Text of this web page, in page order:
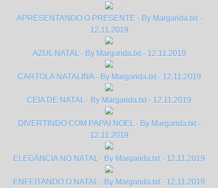
APRESENTANDO O PRESENTE - By Margarida.txt -
12.11.2019
AZUL NATAL - By Margarida.txt - 12.11.2019
CARTOLA NATALINA - By Margarida.txt - 12.11.2019
CEIA DE NATAL - By Margarida.txt - 12.11.2019
DIVERTINDO COM PAPAI NOEL - By Margarida.txt -
12.11.2019
ELEGÂNCIA NO NATAL - By Margarida.txt - 12.11.2019
ENFEITANDO O NATAL - By Margarida.txt - 12.11.2019